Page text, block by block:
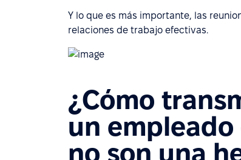
Y lo que es más importante, las
relaciones de trabajo efectivas.
¿Cómo
un empleado
no son una